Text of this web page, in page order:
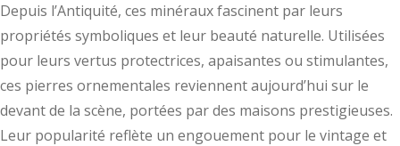
Depuis l’Antiquité, ces minéraux fascinent par leurs
propriétés symboliques et leur beauté naturelle. Utilisées
pour leurs vertus protectrices, apaisantes ou stimulantes,
ces pierres ornementales reviennent aujourd’hui sur le
devant de la scène, portées par des maisons prestigieuses.
Leur popularité reflète un engouement pour le vintage et